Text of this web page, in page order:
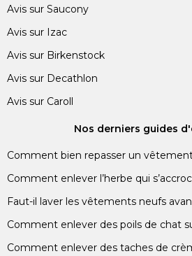
Avis sur Saucony
Avis sur Izac
Avis sur Birkenstock
Avis sur Decathlon
Avis sur Caroll
Nos derniers guides
Comment bien repasser un
Comment enlever l’herbe qui
Faut-il laver les vêtements neufs
Comment enlever des poils de chat
Comment enlever des taches de